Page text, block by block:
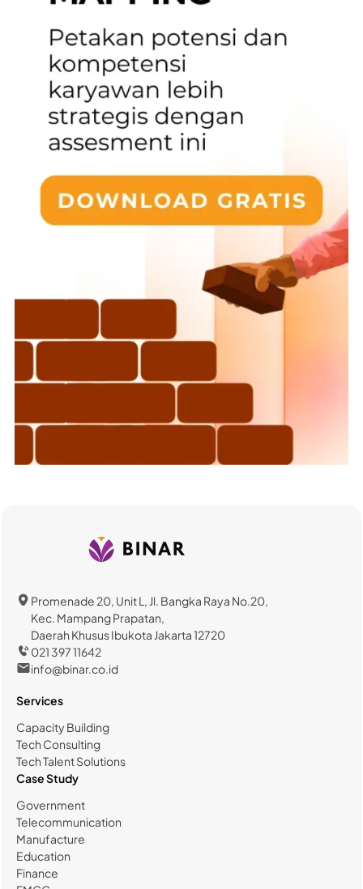
Promenade 20, Unit L, Jl. Bangka Raya No.20,
Kec. Mampang Prapatan,
Daerah Khusus Ibukota Jakarta 12720
021 397 11642
info@binar.co.id
Services
Capacity Building
Tech Consulting
Tech Talent Solutions
Case Study
Government
Telecommunication
Manufacture
Education
Finance